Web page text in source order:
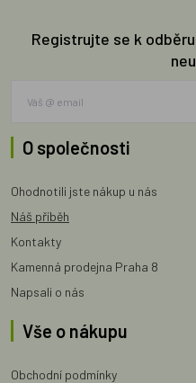
Registrujte se k
O společnosti
Ohodnotili jste nákup u nás
Náš příběh
Kontakty
Kamenná prodejna Praha 8
Napsali o nás
Vše o nákupu
Obchodní podmínky